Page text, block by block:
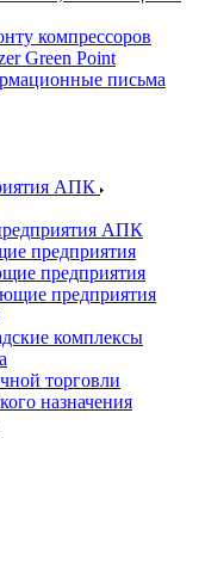
компрессоров
Green Point
письма
АПК
АПК
предприятия
предприятия
предприятия
комплексы
торговли
назначения